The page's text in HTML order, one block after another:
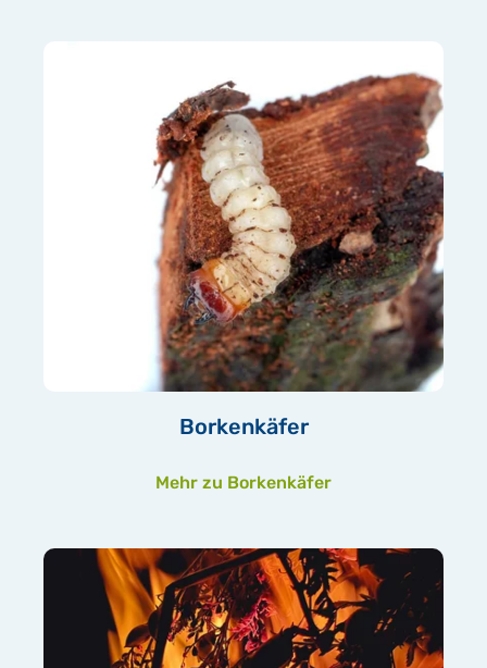
Borkenkäfer
Mehr zu Borkenkäfer